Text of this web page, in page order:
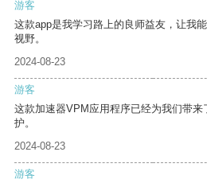
游客
这款app是我学习路上的良师益友，让我
视野。
2024-08-23
游客
这款加速器VPM应用程序已经为我们带
护。
2024-08-23
游客